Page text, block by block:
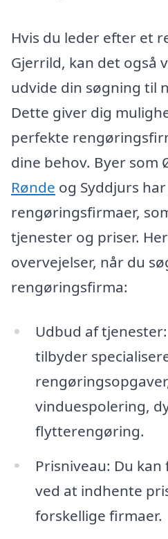
Hvis du leder efter et
Gjerrild, kan det også
udvide din søgning til
Dette giver dig
perfekte
dine behov. Byer som
Rønde og Syddjurs
rengøringsfirmaer,
tjenester og priser.
overvejelser, når du
rengøringsfirma:
Udbud af
tilbyder
vinduespolering,
flytterengøring.
Prisniveau: Du
ved at indhente
forskellige firmaer.